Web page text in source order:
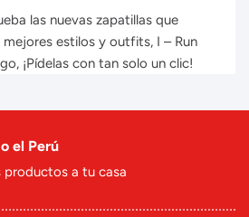
las nuevas zapatillas que
estilos y outfits, I – Run
¡Pídelas con tan solo un clic!
el Perú
productos a tu casa